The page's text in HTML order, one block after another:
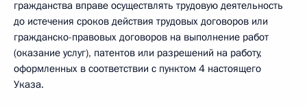
гражданства вправе осуществлять трудовую деятельность
до истечения сроков действия трудовых договоров или
гражданско-правовых договоров на выполнение работ
(оказание услуг), патентов или разрешений на работу,
оформленных в соответствии с пунктом 4 настоящего
Указа.